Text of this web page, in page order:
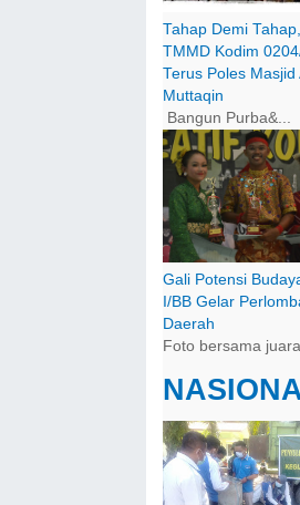
Tahap Demi
TMMD Kodim
Terus Poles Masjid
Muttaqin
Bangun Purba&...
Gali Potensi
I/BB Gelar
Daerah
Foto bersama